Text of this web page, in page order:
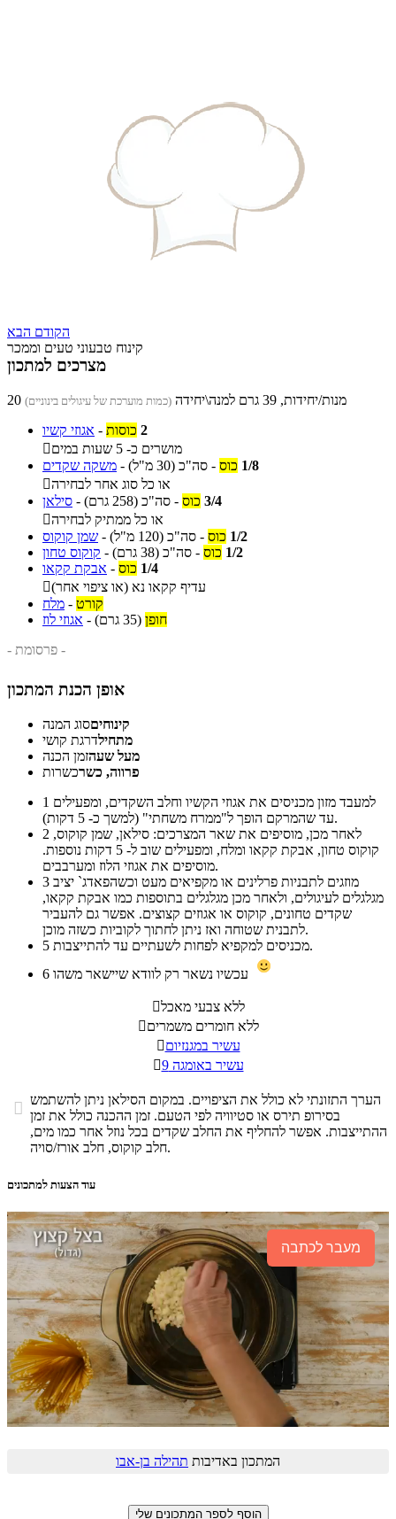
הקודם הבא
קינוח טבעוני טעים וממכר
מצרכים למתכון
20 מנות/יחידות, 39 גרם למנה\יחידה (כמות מוערכת של עיגולים בינוניים)
אגוזי קשיו - 2 כוסות

מושרים כ- 5 שעות במים
משקה שקדים - 1/8 כוס - סה"כ (30 מ"ל)
או כל סוג אחר לבחירה
סילאן - 3/4 כוס - סה"כ (258 גרם)
או כל ממתיק לבחירה
שמן קוקוס - 1/2 כוס - סה"כ (120 מ"ל)
קוקוס טחון - 1/2 כוס - סה"כ (38 גרם)
אבקת קקאו - 1/4 כוס
עדיף קקאו נא (או ציפוי אחר)
מלח - קורט
אגוזי לוז - חופן (35 גרם)
- פרסומת -
אופן הכנת המתכון
קינוחיםסוג המנה
מתחילדרגת קושי
מעל שעהזמן הכנה
פרווה, כשרכשרות
1
עד שהמרקם הופך ל"ממרח משחתי" (למשך כ- 5 דקות).
2
קוקוס טחון, אבקת קקאו ומלח, ומפעילים שוב ל- 5 דקות נוספות.
מוסיפים את אגוזי הלוז ומערבבים.
3
מגלגלים לעיגולים, ולאחר מכן מגלגלים בתוספות כמו אבקת קקאו,
שקדים טחונים, קוקוס או אגוזים קצוצים. אפשר גם להעביר
לתבנית שטוחה ואז ניתן לחתוך לקוביות כשזה מוכן.
5
מכניסים למקפיא לפחות לשעתיים עד להתייצבות.
6
ללא צבעי מאכל
ללא חומרים משמרים
עשיר במגנזיום
 עשיר באומגה 9
 הערך התזונתי לא כולל את הציפויים. במקום הסילאן ניתן להשתמש
בסירופ תירס או סטיוויה לפי הטעם. זמן ההכנה כולל את זמן
ההתייצבות. אפשר להחליף את החלב שקדים בכל נוזל אחר כמו מים,
חלב קוקוס, חלב אורז/סויה.
עוד הצעות למתכונים
מעבר לכתבה
המתכון באדיבות תהילה בן-אבו